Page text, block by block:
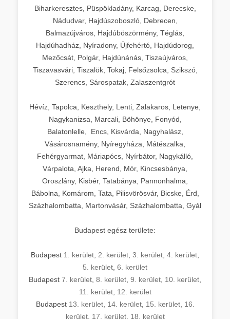
Biharkeresztes, Püspökladány, Karcag, Derecske,
Nádudvar, Hajdúszoboszló, Debrecen,
Balmazújváros, Hajdúböszörmény, Téglás,
Hajdúhadház, Nyíradony, Újfehértó, Hajdúdorog,
Mezőcsát, Polgár, Hajdúnánás, Tiszaújváros,
Tiszavasvári, Tiszalök, Tokaj, Felsőzsolca, Szikszó,
Szerencs, Sárospatak, Zalaszentgrót
Hévíz, Tapolca, Keszthely, Lenti, Zalakaros, Letenye,
Nagykanizsa, Marcali, Böhönye, Fonyód,
Balatonlelle, Encs, Kisvárda, Nagyhalász,
Vásárosnamény, Nyíregyháza, Mátészalka,
Fehérgyarmat, Máriapócs, Nyírbátor, Nagykálló,
Várpalota, Ajka, Herend, Mór, Kincsesbánya,
Oroszlány, Kisbér, Tatabánya, Pannonhalma,
Bábolna, Komárom, Tata, Pilisvörösvár, Bicske, Érd,
Százhalombatta, Martonvásár, Százhalombatta, Gyál
Budapest egész területe:
Budapest 1. kerület 2. kerület 3. kerület 4. kerület
5. kerület 6. kerület
Budapest 7. kerület 8. kerület 9. kerület 10. kerület
11. kerület, 12. kerület
Budapest 13. kerület, 14. kerület, 15. kerület, 16.
kerület, 17. kerület, 18. kerület